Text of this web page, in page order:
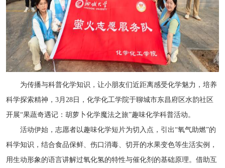
为传播与科普化学知识，让小朋友们近距离感受化学魅力，培养
科学探索精神，3月28日，化学化工学院于聊城市东昌府区水韵社区
开展“果蔬奇遇记：胡萝卜化学魔法之旅”趣味化学科普活动。
活动伊始，志愿者以趣味化学短片为切入点，引出“氧气助燃”的
科学知识，结合食品保鲜、伤口消毒、切开的水果变色等生活实例，
用生动形象的语言讲解过氧化氢的特性与催化剂的基础原理。借助互